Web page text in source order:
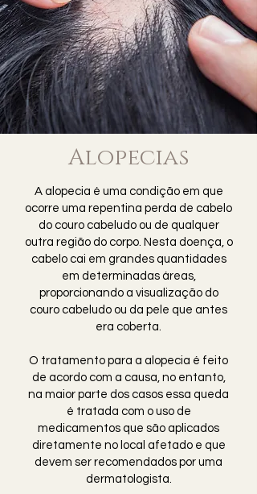
Alopecias
A alopecia é uma condição em que
ocorre uma repentina perda de cabelo
do couro cabeludo ou de qualquer
outra região do corpo. Nesta doença, o
cabelo cai em grandes quantidades
em determinadas áreas,
proporcionando a visualização do
couro cabeludo ou da pele que antes
era coberta.
O tratamento para a alopecia é feito
de acordo com a causa, no entanto,
na maior parte dos casos essa queda
é tratada com o uso de
medicamentos que são aplicados
diretamente no local afetado e que
devem ser recomendados por uma
dermatologista.